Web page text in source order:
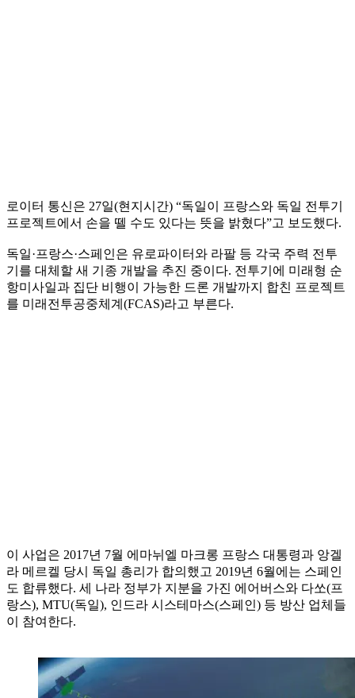
로이터 통신은 27일(현지시간) “독일이 프랑스와 독일 전투기
프로젝트에서 손을 뗄 수도 있다는 뜻을 밝혔다”고 보도했다.
독일·프랑스·스페인은 유로파이터와 라팔 등 각국 주력 전투
기를 대체할 새 기종 개발을 추진 중이다. 전투기에 미래형 순
항미사일과 집단 비행이 가능한 드론 개발까지 합친 프로젝트
를 미래전투공중체계(FCAS)라고 부른다.
이 사업은 2017년 7월 에마뉘엘 마크롱 프랑스 대통령과 앙겔
라 메르켈 당시 독일 총리가 합의했고 2019년 6월에는 스페인
도 합류했다. 세 나라 정부가 지분을 가진 에어버스와 다쏘(프
랑스), MTU(독일), 인드라 시스테마스(스페인) 등 방산 업체들
이 참여한다.